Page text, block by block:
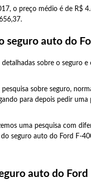
o preço médio é de R$
seguro auto do
sobre o seguro
sobre seguro,
para depois pedir
uma pesquisa com
seguro auto do Ford F-
auto do